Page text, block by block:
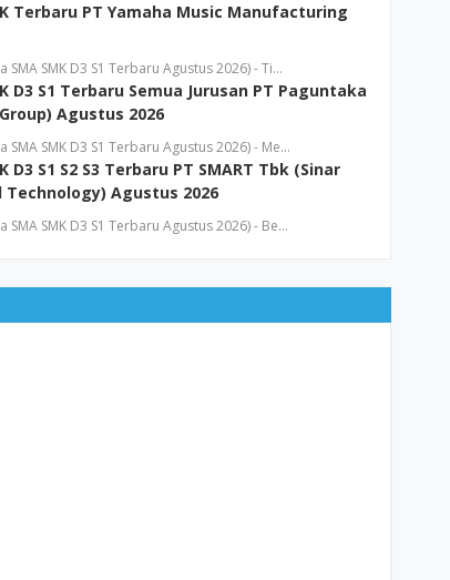
Terbaru PT Yamaha Music Manufacturing
SMK D3 S1 Terbaru Agustus 2026) - Ti…
D3 S1 Terbaru Semua Jurusan PT Paguntaka
Agustus 2026
SMK D3 S1 Terbaru Agustus 2026) - Me…
D3 S1 S2 S3 Terbaru PT SMART Tbk (Sinar
Technology) Agustus 2026
SMK D3 S1 Terbaru Agustus 2026) - Be…